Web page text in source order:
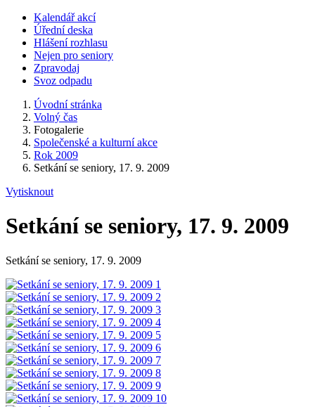
Kalendář akcí
Úřední deska
Hlášení rozhlasu
Nejen pro seniory
Zpravodaj
Svoz odpadu
Úvodní stránka
Volný čas
Fotogalerie
Společenské a kulturní akce
Rok 2009
Setkání se seniory, 17. 9. 2009
Vytisknout
Setkání se seniory, 17. 9. 2009
Setkání se seniory, 17. 9. 2009